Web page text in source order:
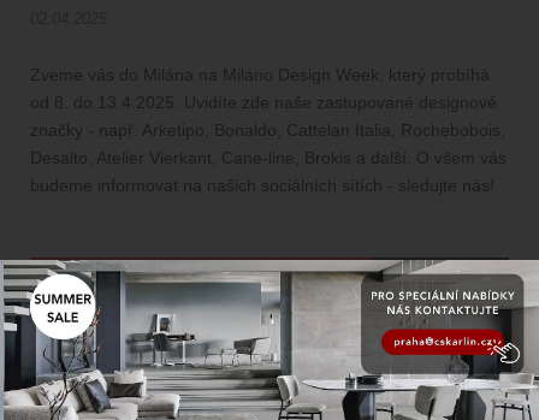
Zveme vás do Milána na Milano Design Week, který probíhá
od 8. do 13.4.2025. Uvidíte zde naše zastupované designové
značky - např. Arketipo, Bonaldo, Cattelan Italia, Rochebobois,
Desalto, Atelier Vierkant, Cane-line, Brokis a další. O všem vás
budeme informovat na našich sociálních sítích - sledujte nás!